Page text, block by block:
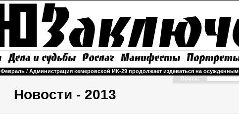
Февраль / Администрация кемеровской ИК-29 продолжает издеваться на осужденным
Поиск:
Новости - 2013